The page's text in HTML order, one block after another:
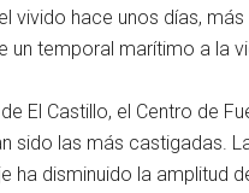
vivido hace unos días,
un temporal marítimo a la
El Castillo, el Centro de
sido las más castigadas.
ha disminuido la amplitud